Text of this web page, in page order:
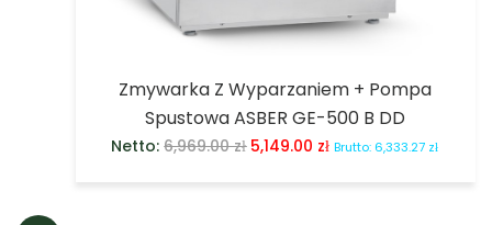
Zmywarka Z Wyparzaniem + Pompa
Spustowa ASBER GE-500 B DD
Netto:6,969.00zł 5,149.00 zł Brutto: 6,333.27 zł